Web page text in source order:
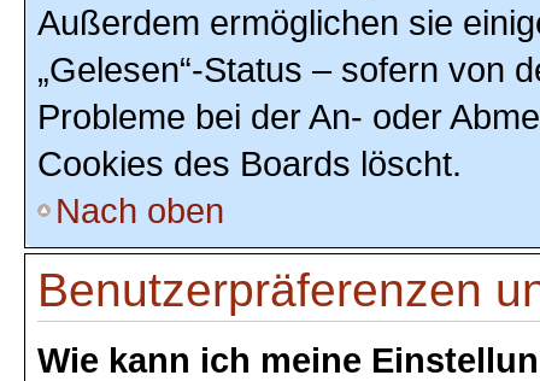
Außerdem ermöglichen sie
„Gelesen“-Status – sofern von
Probleme bei der An- oder
Cookies des Boards löscht.
Nach oben
Benutzerpräferenzen
Wie kann ich meine